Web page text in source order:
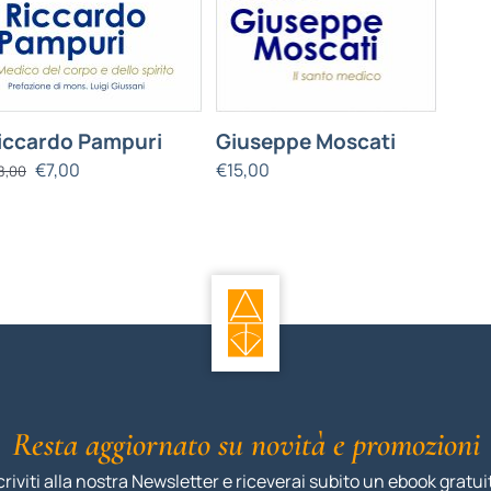
Pampuri
€7,00
Giuseppe Moscati
€15,00
Resta aggiornato su novità e promozioni
alla nostra Newsletter e riceverai subito un ebook